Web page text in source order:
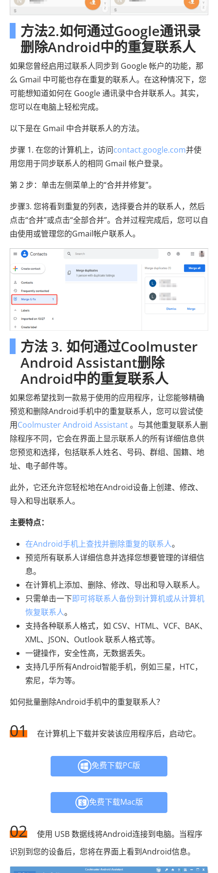
方法2.如何通过Google通讯录
删除Android中的重复联系人
如果您曾经启用过联系人同步到 Google 帐户的功能，那
么 Gmail 中可能也存在重复的联系人。在这种情况下，您
可能想知道如何在 Google 通讯录中合并联系人。其实，
您可以在电脑上轻松完成。
以下是在 Gmail 中合并联系人的方法。
步骤 1. 在您的计算机上，访问contact.google.com并使
用您用于同步联系人的相同 Gmail 帐户登录。
第 2 步：单击左侧菜单上的“合并并修复”。
步骤3. 您将看到重复的列表，选择要合并的联系人，然后
点击“合并”或点击“全部合并”。合并过程完成后，您可以自
由使用或管理您的Gmail帐户联系人。
方法 3. 如何通过Coolmuster
Android Assistant删除
Android中的重复联系人
如果您希望找到一款易于使用的应用程序，让您能够精确
预览和删除Android手机中的重复联系人，您可以尝试使
用Coolmuster Android Assistant。与其他重复联系人删
除程序不同，它会在界面上显示联系人的所有详细信息供
您预览和选择，包括联系人姓名、号码、群组、国籍、地
址、电子邮件等。
此外，它还允许您轻松地在Android设备上创建、修改、
导入和导出联系人。
主要特点：
在Android手机上查找并删除重复的联系人。
预览所有联系人详细信息并选择您想要管理的详细信
息。
在计算机上添加、删除、修改、导出和导入联系人。
只需单击一下即可将联系人备份到计算机或从计算机
恢复联系人。
支持各种联系人格式，如 CSV、HTML、VCF、BAK、
XML、JSON、Outlook 联系人格式等。
一键操作，安全性高，无数据丢失。
支持几乎所有Android智能手机，例如三星，HTC，
索尼，华为等。
如何批量删除Android手机中的重复联系人？
01 在计算机上下载并安装该应用程序后，启动它。
免费下载PC版
免费下载Mac版
02
使用 USB 数据线将Android连接到电脑。当程序
识别到您的设备后，您将在界面上看到Android信息。